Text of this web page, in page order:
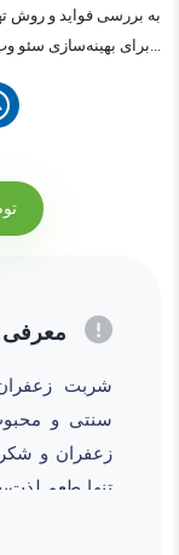
به بررسی فواید و روش
برای بهینه‌سازی سئو وب...
شربت
سنتی و
زعفران و شکر
تنها طعم
نیز دارد. در